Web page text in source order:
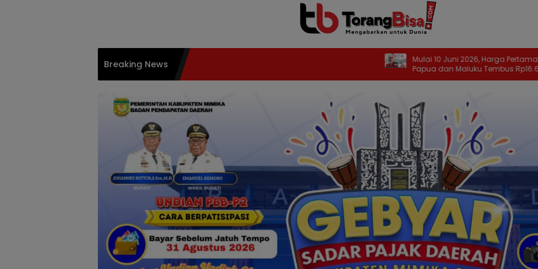
Breaking News
Mulai 10 Juni 2026, Harga Pertamax di
Papua dan Maluku Tembus Rp16.650 per
Liter